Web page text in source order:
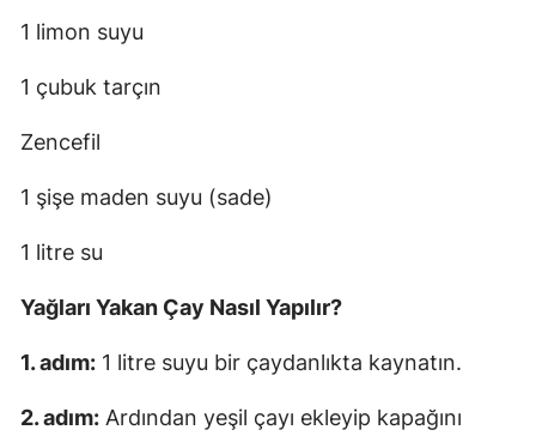
1 limon suyu
1 çubuk tarçın
Zencefil
1 şişe maden suyu (sade)
1 litre su
Yağları Yakan Çay Nasıl Yapılır?
1. adım: 1 litre suyu bir çaydanlıkta kaynatın.
2. adım: Ardından yeşil çayı ekleyip kapağını